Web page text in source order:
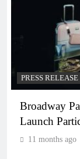
PRESS RELEASE
Broadway
Launch
11 months ago